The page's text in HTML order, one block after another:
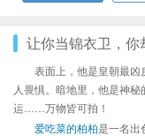
让你当锦衣卫，
表面上，他是皇朝最凶
人畏惧。暗地里，他是神
运……万物皆可拍！
爱吃菜的柏柏是一名出